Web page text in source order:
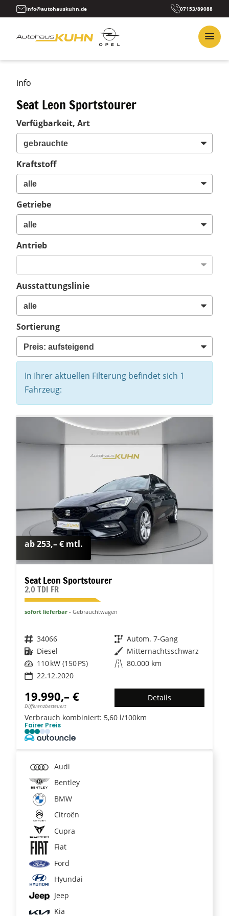
info@autohauskuhn.de 07153/89088
info
Seat Leon Sportstourer
Verfügbarkeit, Art
Kraftstoff
Getriebe
Antrieb
Ausstattungslinie
Sortierung
In Ihrer aktuellen Filterung befindet sich 1
Fahrzeug:
ab 253,– € mtl.
Seat Leon Sportstourer
2.0 TDI FR
sofort lieferbar Gebrauchtwagen
Fahrzeugnr. 34066 Getriebe Autom. 7-Gang
Kraftstoff Diesel Außenfarbe Mitternachtsschwarz
Leistung 110 kW (150 PS) Kilometerstand 80.000 km
22.12.2020
19.990,– €
Differenzbesteuert
Details
Verbrauch kombiniert: 5,60 l/100km
Fairer Preis
Audi
Bentley
BMW
Citroën
Cupra
Fiat
Ford
Hyundai
Jeep
Kia